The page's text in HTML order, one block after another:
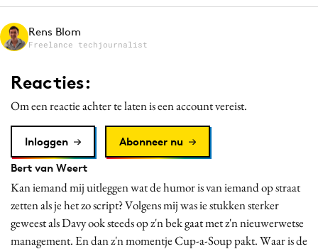
Merkstrategie
Programmatic
Purpose Marketing
Rens Blom
Freelance techjournalist
Reacties:
Om een reactie achter te laten is een account vereist.
Inloggen
Abonneer nu
Bert van Weert
Kan iemand mij uitleggen wat de humor is van iemand op straat
zetten als je het zo script? Volgens mij was ie stukken sterker
geweest als Davy ook steeds op z'n bek gaat met z'n nieuwerwetse
management. En dan z'n momentje Cup-a-Soup pakt. Waar is de